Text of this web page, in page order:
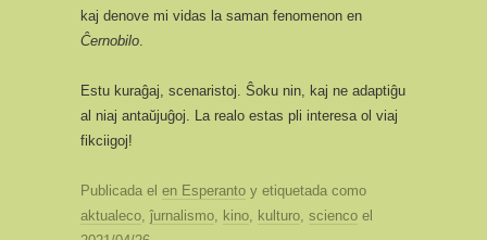
kaj denove mi vidas la saman fenomenon en
Ĉernobilo.
Estu kuraĝaj, scenaristoj. Ŝoku nin, kaj ne adaptiĝu
al niaj antaŭjuĝoj. La realo estas pli interesa ol viaj
fikciigoj!
Publicada el en Esperanto y etiquetada como
aktualeco,ĵurnalismo, kino, kulturo, scienco el